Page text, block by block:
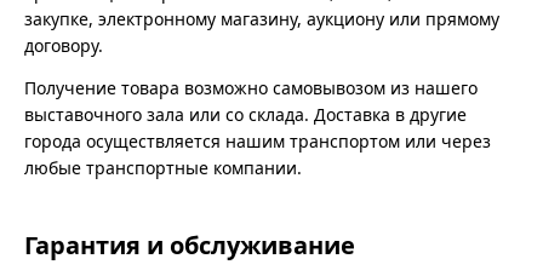
закупке, электронному магазину, аукциону или прямому
договору.
Получение товара возможно самовывозом из нашего
выставочного зала или со склада. Доставка в другие
города осуществляется нашим транспортом или через
любые транспортные компании.
Гарантия и обслуживание